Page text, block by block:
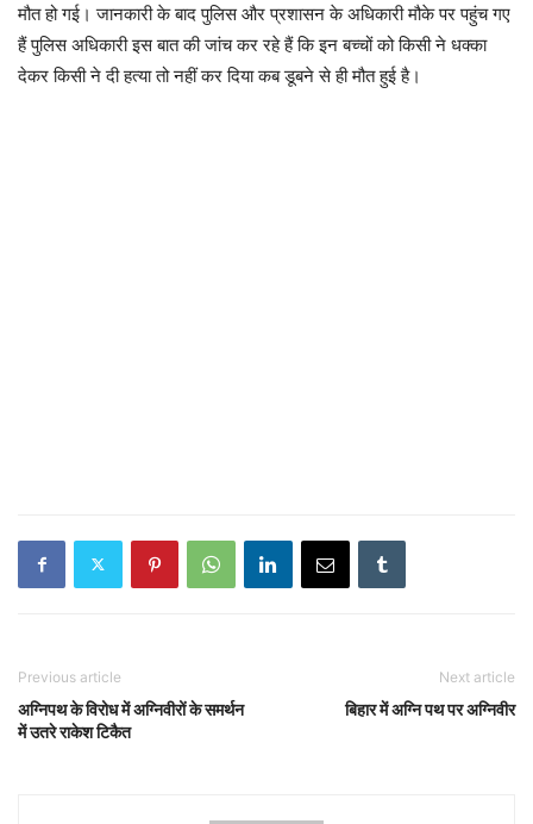
मौत हो गई। जानकारी के बाद पुलिस और प्रशासन के अधिकारी मौके पर पहुंच गए
हैं पुलिस अधिकारी इस बात की जांच कर रहे हैं कि इन बच्चों को किसी ने धक्का
देकर किसी ने दी हत्या तो नहीं कर दिया कब डूबने से ही मौत हुई है।
Previous article
अग्निपथ के विरोध में अग्निवीरों के समर्थन
में उतरे राकेश टिकैत
Next article
बिहार में अग्नि पथ पर अग्निवीर